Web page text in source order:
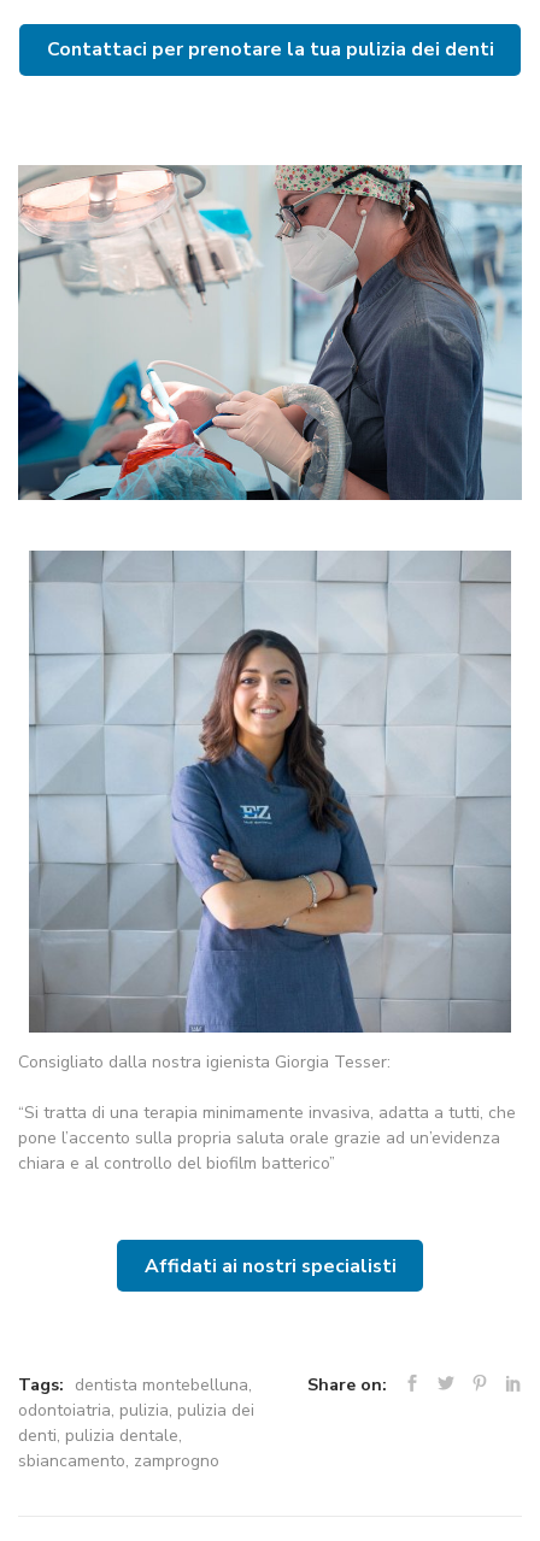
Contattaci per prenotare la tua pulizia dei denti
Consigliato dalla nostra igienista Giorgia Tesser:
“Si tratta di una terapia minimamente invasiva, adatta a tutti, che
pone l’accento sulla propria saluta orale grazie ad un’evidenza
chiara e al controllo del biofilm batterico”
Affidati ai nostri specialisti
Tags: dentista montebelluna,
odontoiatria, pulizia, pulizia dei
denti, pulizia dentale,
sbiancamento, zamprogno
Share on: